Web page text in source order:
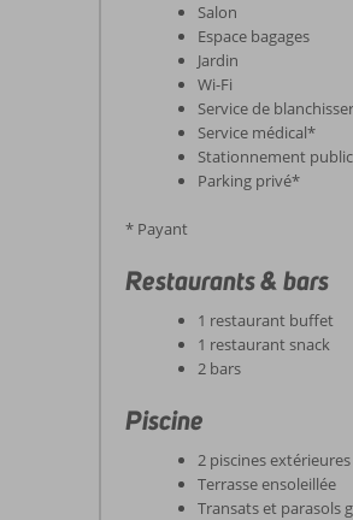
Salon
Espace bagages
Jardin
Wi-Fi
Service de
Service médical*
Stationnement public
Parking privé*
* Payant
Restaurants & bars
1 restaurant buffet
1 restaurant snack
2 bars
Piscine
2 piscines extérieures
Terrasse ensoleillée
Transats et parasols